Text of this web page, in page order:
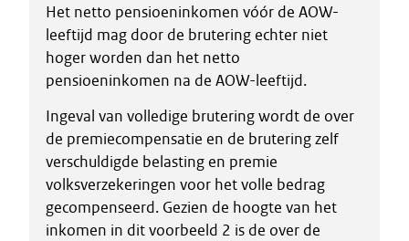
Het netto pensioeninkomen vóór de AOW-
leeftijd mag door de brutering echter niet
hoger worden dan het netto
pensioeninkomen na de AOW-leeftijd.
Ingeval van volledige brutering wordt de over
de premiecompensatie en de brutering zelf
verschuldigde belasting en premie
volksverzekeringen voor het volle bedrag
gecompenseerd. Gezien de hoogte van het
inkomen in dit voorbeeld 2 is de over de